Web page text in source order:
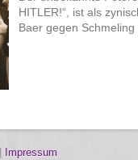
HITLER!“, ist als
Baer gegen
Impressum